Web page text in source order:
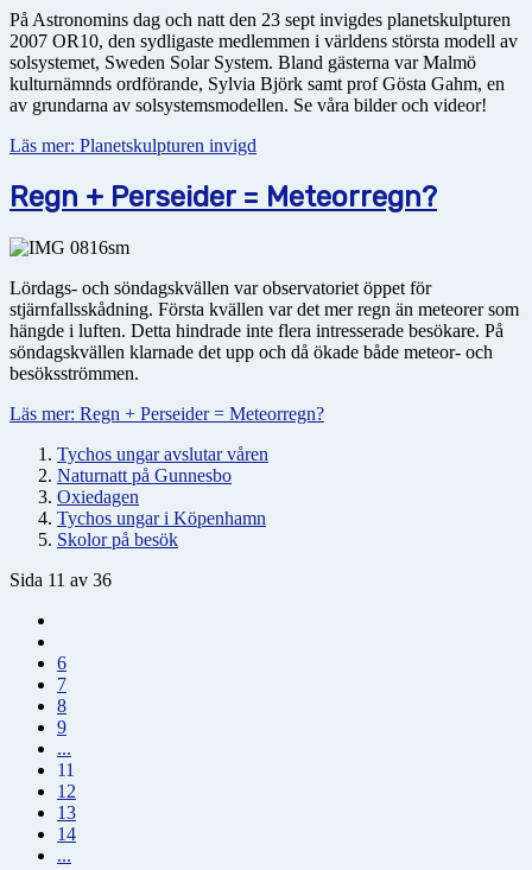
På Astronomins dag och natt den 23 sept invigdes planetskulpturen
2007 OR10, den sydligaste medlemmen i världens största modell av
solsystemet, Sweden Solar System. Bland gästerna var Malmö
kulturnämnds ordförande, Sylvia Björk samt prof Gösta Gahm, en
av grundarna av solsystemsmodellen. Se våra bilder och videor!
Läs mer: Planetskulpturen invigd
Regn + Perseider = Meteorregn?
Lördags- och söndagskvällen var observatoriet öppet för
stjärnfallsskådning. Första kvällen var det mer regn än meteorer som
hängde i luften. Detta hindrade inte flera intresserade besökare. På
söndagskvällen klarnade det upp och då ökade både meteor- och
besöksströmmen.
Läs mer: Regn + Perseider = Meteorregn?
Tychos ungar avslutar våren
Naturnatt på Gunnesbo
Oxiedagen
Tychos ungar i Köpenhamn
Skolor på besök
Sida 11 av 36
6
7
8
9
...
11
12
13
14
...